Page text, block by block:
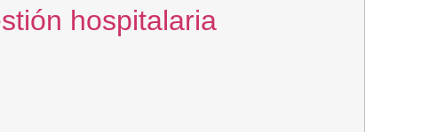
hospitalaria